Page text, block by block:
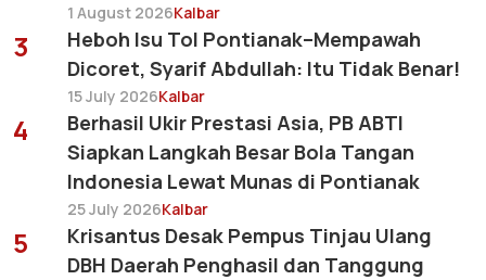
1 August 2026Kalbar
3
Heboh Isu Tol Pontianak–Mempawah
Dicoret, Syarif Abdullah: Itu Tidak Benar!
15 July 2026Kalbar
4
Berhasil Ukir Prestasi Asia, PB ABTI
Siapkan Langkah Besar Bola Tangan
Indonesia Lewat Munas di Pontianak
25 July 2026Kalbar
5
Krisantus Desak Pempus Tinjau Ulang
DBH Daerah Penghasil dan Tanggung